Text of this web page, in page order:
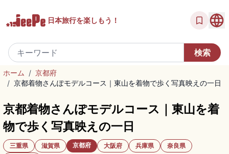
日本旅行を楽しもう！
ホーム / 京都府
/ 京都着物さんぽモデルコース｜東山を着物で歩く写真映えの一日
京都着物さんぽモデルコース｜東山を着
物で歩く写真映えの一日
三重県 滋賀県 京都府 大阪府 兵庫県
奈良県